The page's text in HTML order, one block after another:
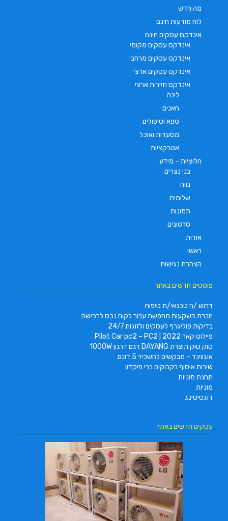
מה חדש
לוח מודעות חינם
אינדקס עסקים חינם
אינדקס עסקים מקומי
אינדקס עסקים מרחבי
אינדקס עסקים ארצי
אינדקס תיירות ארצי
לינה
חאנים
ספא וטיפולים
מסעדות ואוכל
אטרקציות
חלוציות – מידע
בני נצרים
נווה
שלומית
תמונות
סרטונים
אודות
ראשי
הצהרת נגישות
פוסטים חדשים באתר
דרוש /ה טכנאי/ת טיפוח
חברת השקעות מחפשת עבור לקוח נכס לרכישה
בדיקות פוליגרף לעסקים ולזוגות 24/7
פיילוט קאר 2022 | Pilot Car pc2 – PC2
טוק טוק תוצרת DAYANG דגם דרגון 1000W
אוגווינד – מבקשים להשכיר 5 דונם
שירות איסוף בקבוקים ברי פיקדון
תחנת מוניות
מוניות
דוגסיטינג
עסקים חדשים באתר